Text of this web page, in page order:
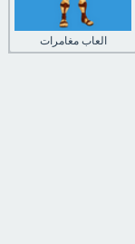
العاب مغامرات